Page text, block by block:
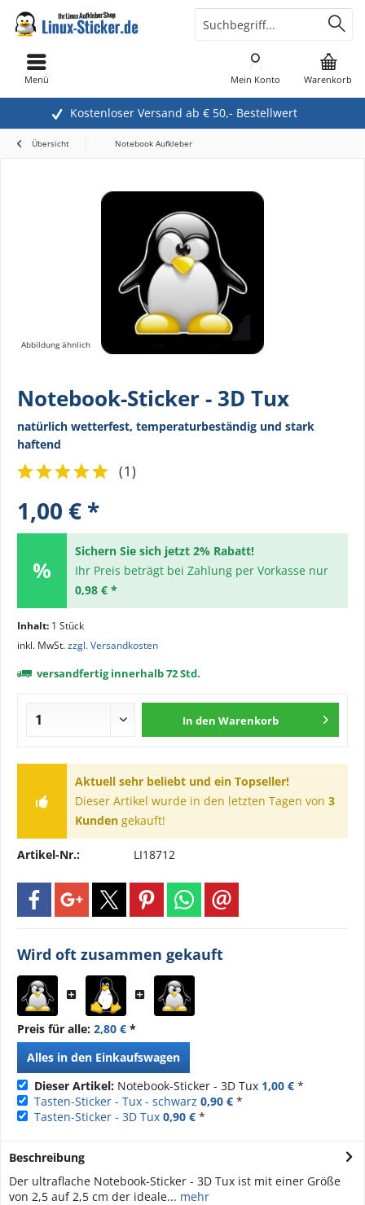
Kostenloser Versand ab € 50,- Bestellwert
Warenkorb
Mein Konto
Menü
Übersicht Notebook Aufkleber
Abbildung ähnlich
Notebook-Sticker - 3D Tux
natürlich wetterfest, temperaturbeständig und stark
haftend
(1)
1,00 € *
Sichern Sie sich jetzt 2% Rabatt!
Ihr Preis beträgt bei Zahlung per Vorkasse nur
0,98 € *
Inhalt: 1 Stück
inkl. MwSt.zzgl. Versandkosten
versandfertig innerhalb 72 Std.
In den Warenkorb
Aktuell sehr beliebt und ein Topseller!
Dieser Artikel wurde in den letzten Tagen von 3
Kundengekauft!
Artikel-Nr.: LI18712
Wird oft zusammen gekauft
Preis für alle: 2,80 € *
Alles in den Einkaufswagen
Dieser Artikel: Notebook-Sticker - 3D Tux 1,00 € *
Tasten-Sticker - Tux - schwarz 0,90 € *
Tasten-Sticker - 3D Tux 0,90 € *
Beschreibung
Der ultraflache Notebook-Sticker - 3D Tux ist mit einer Größe
von 2,5 auf 2,5 cm der ideale... mehr